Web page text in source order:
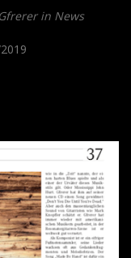
in News